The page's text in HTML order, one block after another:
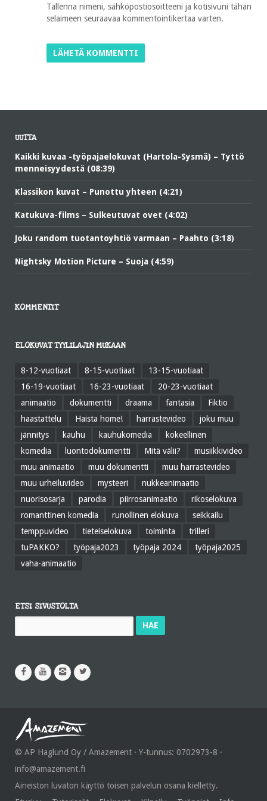
Tallenna nimeni, sähköpostiosoitteeni ja kotisivuni tähän
selaimeen seuraavaa kommentointikertaa varten.
UUTTA
Kaikki kuvaa -työpajaelokuvat (Hartola-Sysmä) – Tyttö
menneisyydestä (08:39)
Klassikon kuvat – Punottu yhteen (4:21)
Katukuva-films – Sulkeutuvat ovet (4:02)
Joku random tuotantoyhtiö varmaan – Paahto (3:18)
Nightsky Motion Picture – Suoja (4:59)
KOMMENTIT
ELOKUVAT TYYLILAJIN MUKAAN
8-12-vuotiaat 8-15-vuotiaat
13-15-vuotiaat
16-19-vuotiaat
16-23-vuotiaat
20-23-vuotiaat
animaatio
dokumentti draama fantasia
Fiktio
haastattelu
Haista home! harrastevideo
joku muu
jännitys
kauhu kauhukomedia
kokeellinen
komedia
luontodokumentti Mitä välii?
musiikkivideo
muu animaatio
muu dokumentti
muu harrastevideo
muu urheiluvideo
mysteeri
nukkeanimaatio
nuorisosarja
parodia piirrosanimaatio
rikoselokuva
romanttinen komedia
runollinen elokuva
seikkailu
temppuvideo
tieteiselokuva toiminta
trilleri
tuPAKKO?
työpaja2023 työpaja 2024
työpaja2025
vaha-animaatio
ETSI SIVUSTOLTA
© AP Haglund Oy / Amazement · Y-tunnus: 0702973-8 ·
info@amazement.fi
Aineiston luvaton käyttö toisen palvelun osana kielletty.